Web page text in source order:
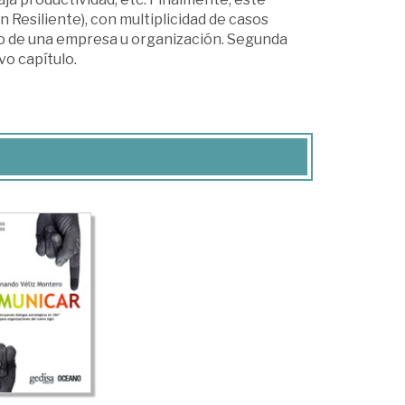
Resiliente), con multiplicidad de casos
una empresa u organización. Segunda
capítulo.